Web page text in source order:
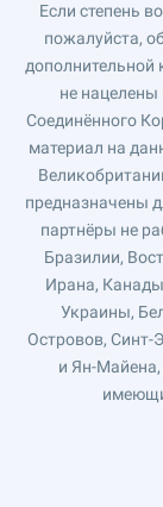
Если степень
пожалуйста,
дополнительной
не
Соединённого
материал на
предназначены
партнёры не
Бразилии,
Ирана,
Украины,
Островов, Синт-
и Ян-